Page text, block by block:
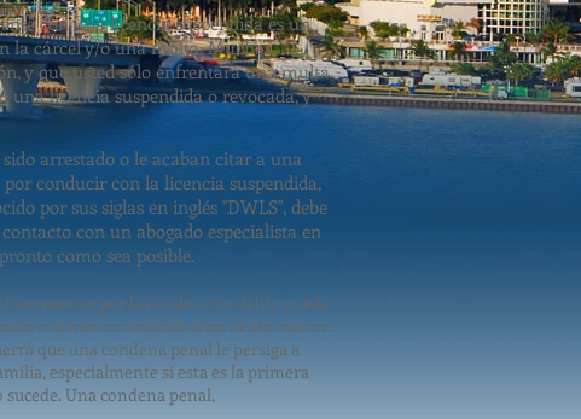
con una licencia suspendida es un
la cárcel y/o una multa. Muchas
y que usted sólo enfrentará una multa
una licencia suspendida o revocada, y
arrestado o le acaban citar a una
conducir con la licencia suspendida,
por sus siglas en inglés "DWLS", debe
con un abogado especialista en
como sea posible.
razones por las cuales este delito puede
o al menos reducido a un delito menor.
que una condena penal le persiga a
especialmente si esta es la primera
sucede. Una condena penal,